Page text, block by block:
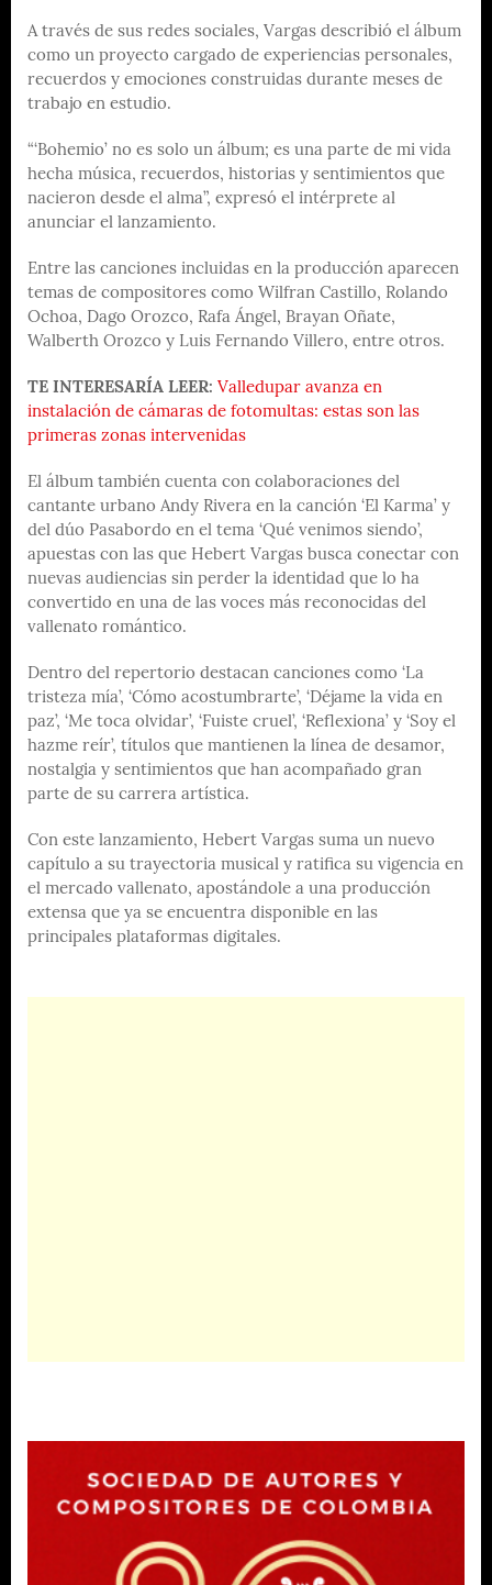
A través de sus redes sociales, Vargas describió el álbum
como un proyecto cargado de experiencias personales,
recuerdos y emociones construidas durante meses de
trabajo en estudio.
“‘Bohemio’ no es solo un álbum; es una parte de mi vida
hecha música, recuerdos, historias y sentimientos que
nacieron desde el alma”, expresó el intérprete al
anunciar el lanzamiento.
Entre las canciones incluidas en la producción aparecen
temas de compositores como Wilfran Castillo, Rolando
Ochoa, Dago Orozco, Rafa Ángel, Brayan Oñate,
Walberth Orozco y Luis Fernando Villero, entre otros.
TE INTERESARÍA LEER: Valledupar avanza en
instalación de cámaras de fotomultas: estas son las
primeras zonas intervenidas
El álbum también cuenta con colaboraciones del
cantante urbano Andy Rivera en la canción ‘El Karma’ y
del dúo Pasabordo en el tema ‘Qué venimos siendo’,
apuestas con las que Hebert Vargas busca conectar con
nuevas audiencias sin perder la identidad que lo ha
convertido en una de las voces más reconocidas del
vallenato romántico.
Dentro del repertorio destacan canciones como ‘La
tristeza mía’, ‘Cómo acostumbrarte’, ‘Déjame la vida en
paz’, ‘Me toca olvidar’, ‘Fuiste cruel’, ‘Reflexiona’ y ‘Soy el
hazme reír’, títulos que mantienen la línea de desamor,
nostalgia y sentimientos que han acompañado gran
parte de su carrera artística.
Con este lanzamiento, Hebert Vargas suma un nuevo
capítulo a su trayectoria musical y ratifica su vigencia en
el mercado vallenato, apostándole a una producción
extensa que ya se encuentra disponible en las
principales plataformas digitales.